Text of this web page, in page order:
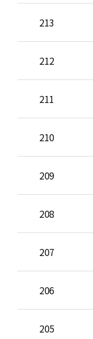
213
212
211
210
209
208
207
206
205